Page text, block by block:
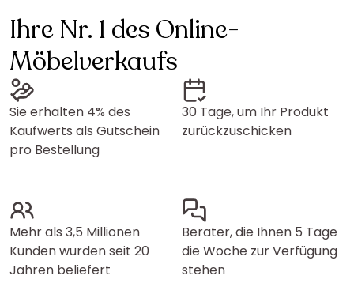
Ihre Nr. 1 des Online-
Möbelverkaufs
Sie erhalten 4% des
Kaufwerts als Gutschein
pro Bestellung
30 Tage, um Ihr Produkt
zurückzuschicken
Mehr als 3,5 Millionen
Kunden wurden seit 20
Jahren beliefert
Berater, die Ihnen 5 Tage
die Woche zur Verfügung
stehen